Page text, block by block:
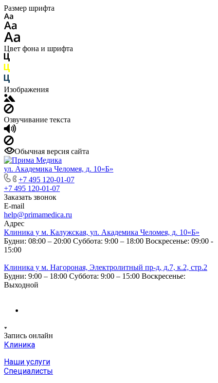
Размер шрифта
Цвет фона и шрифта
Изображения
Озвучивание текста
Обычная версия сайта
ул. Академика Челомея, д. 10«Б»
+7 495 120-01-07
+7 495 120-01-07
Заказать звонок
E-mail
help@primamedica.ru
Адрес
Клиника у м. Калужская, ул. Академика Челомея, д. 10«Б»
Будни: 08:00 – 20:00 Суббота: 9:00 – 18:00 Воскресенье: 09:00 -
15:00
Клиника у м. Нагороная, Электролитный пр-д, д.7, к.2, стр.2
Будни: 9:00 – 18:00 Суббота: 9:00 – 15:00 Воскресенье:
Выходной
Запись онлайн
Клиника
Наши услуги
Специалисты